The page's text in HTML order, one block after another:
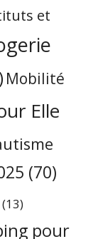
et
Mobilité
Elle
(70)
(13)
pour